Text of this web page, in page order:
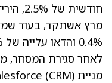
0.4% והדאו עלייה של 1.2%.
לאחר סגירת המסחר,
מניית Salesforce (CRM)